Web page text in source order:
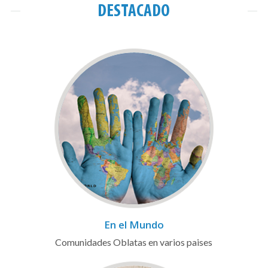
DESTACADO
En el Mundo
Comunidades Oblatas en varios paises